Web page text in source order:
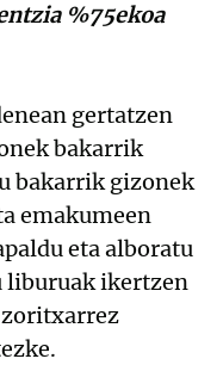
%75ekoa
gertatzen
bakarrik
bakarrik gizonek
emakumeen
eta alboratu
liburuak ikertzen